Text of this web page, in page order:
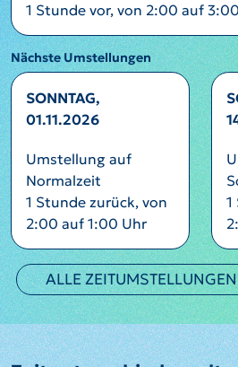
1 Stunde vor, von 2:00 auf
Nächste Umstellungen
SONNTAG,
01.11.2026
Umstellung auf
Normalzeit
1 Stunde zurück, von
2:00 auf 1:00 Uhr
1
ALLE